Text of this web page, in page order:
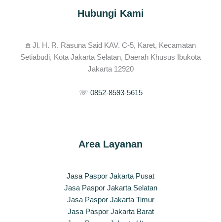
Hubungi Kami
𖠿 Jl. H. R. Rasuna Said KAV. C-5, Karet, Kecamatan
Setiabudi, Kota Jakarta Selatan, Daerah Khusus Ibukota
Jakarta 12920
☏ 0852-8593-5615
Area Layanan
Jasa Paspor Jakarta Pusat
Jasa Paspor Jakarta Selatan
Jasa Paspor Jakarta Timur
Jasa Paspor Jakarta Barat